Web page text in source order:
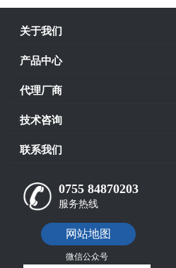
关于我们
产品中心
代理厂商
技术咨询
联系我们
0755 84870203
服务热线
网站地图
微信公众号